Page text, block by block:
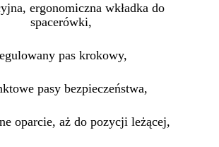
ergonomiczna wkładka do
spacerówki,
pas krokowy,
pasy bezpieczeństwa,
oparcie, aż do pozycji leżącej,